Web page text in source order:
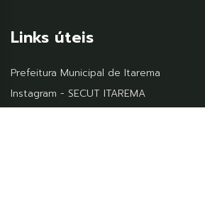
Links úteis
Prefeitura Municipal de Itarema
Instagram - SECUT ITAREMA